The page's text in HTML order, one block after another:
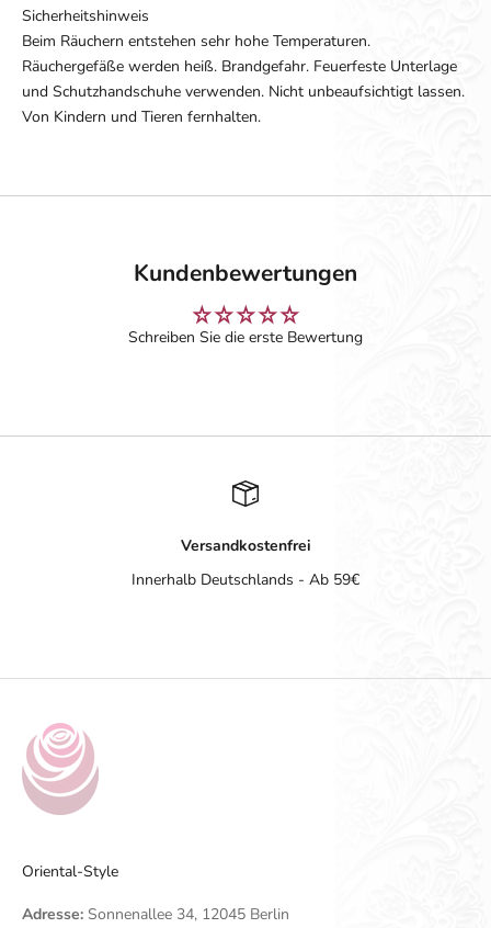
Sicherheitshinweis
Beim Räuchern entstehen sehr hohe Temperaturen.
Räuchergefäße werden heiß. Brandgefahr. Feuerfeste Unterlage
und Schutzhandschuhe verwenden. Nicht unbeaufsichtigt lassen.
Von Kindern und Tieren fernhalten.
Kundenbewertungen
Schreiben Sie die erste Bewertung
Versandkostenfrei
Innerhalb Deutschlands - Ab 59€
Oriental-Style
Adresse: Sonnenallee 34, 12045 Berlin